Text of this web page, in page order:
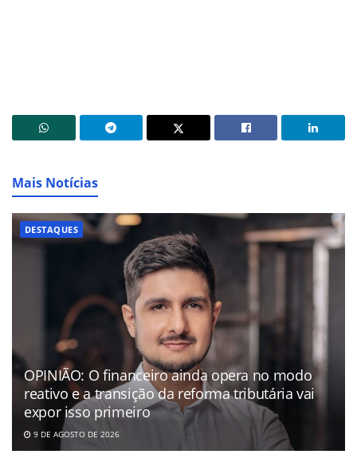
Mais Notícias
DESTAQUES
OPINIÃO: O financeiro ainda opera no modo
reativo e a transição da reforma tributária vai
expor isso primeiro
9 DE AGOSTO DE 2026